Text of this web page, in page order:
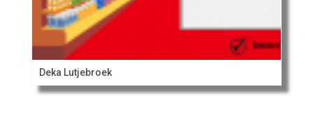
Deka Lutjebroek